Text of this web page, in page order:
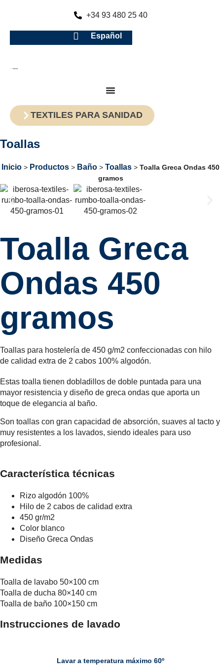
+34 93 480 25 40
Español
TEXTILES PARA SANIDAD
Toallas
Inicio > Productos > Baño > Toallas > Toalla Greca Ondas 450
gramos
Toalla Greca
Ondas 450
gramos
Toallas para hostelería de 450 g/m2 confeccionadas con hilo
de calidad extra de 2 cabos 100% algodón.
Estas toalla tienen dobladillos de doble puntada para una
mayor resistencia y diseño de greca ondas que aporta un
toque de elegancia al baño.
Son toallas con gran capacidad de absorción, suaves al tacto y
muy resistentes a los lavados, siendo ideales para uso
profesional.
Característica técnicas
Rizo algodón 100%
Hilo de 2 cabos de calidad extra
450 gr/m2
Color blanco
Diseño Greca Ondas
Medidas
Toalla de lavabo 50×100 cm
Toalla de ducha 80×140 cm
Toalla de baño 100×150 cm
Instrucciones de lavado
Lavar a temperatura máximo 60º